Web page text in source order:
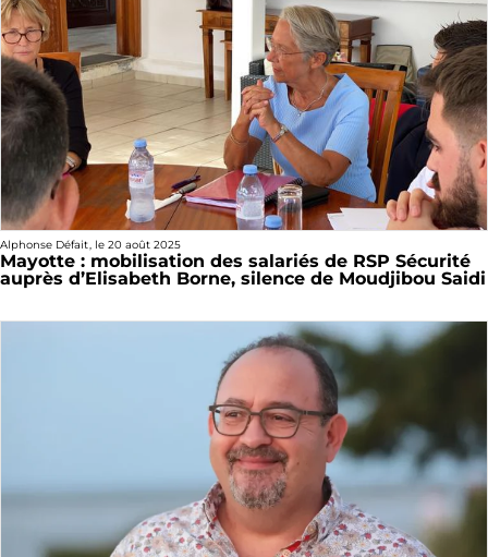
Alphonse Défait, le 20 août 2025
Mayotte : mobilisation des salariés de RSP Sécurité
auprès d’Elisabeth Borne, silence de Moudjibou Saidi